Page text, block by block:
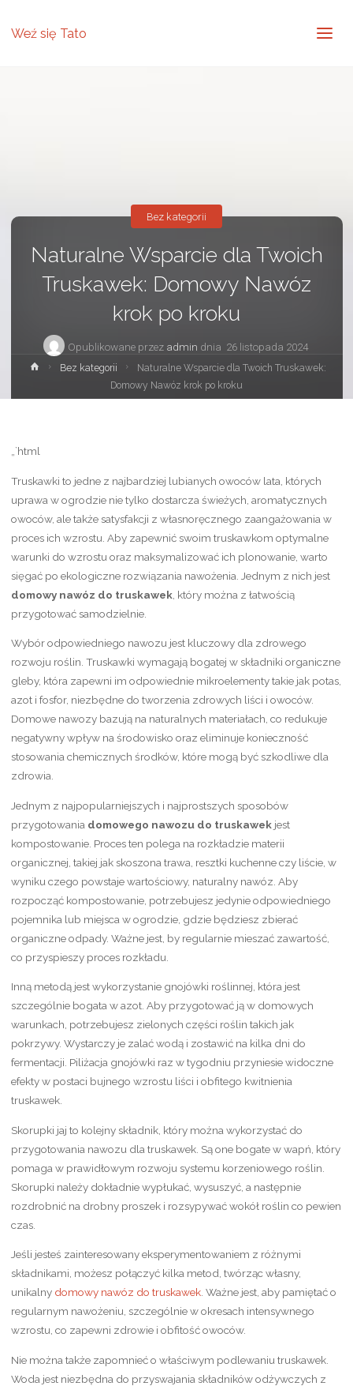
Weź się Tato
Naturalne Wsparcie dla Twoich
Truskawek: Domowy Nawóz
krok po kroku
Opublikowane przez admin dnia 26 listopada 2024
Bez kategorii
StronaBez kategorii
Naturalne Wsparcie dla Twoich Truskawek:
Domowy Nawóz krok po kroku
„`html
Truskawki to jedne z najbardziej lubianych owoców lata, których
uprawa w ogrodzie nie tylko dostarcza świeżych, aromatycznych
owoców, ale także satysfakcji z własnoręcznego zaangażowania w
proces ich wzrostu. Aby zapewnić swoim truskawkom optymalne
warunki do wzrostu oraz maksymalizować ich plonowanie, warto
sięgać po ekologiczne rozwiązania nawożenia. Jednym z nich jest
domowy nawóz do truskawek, który można z łatwością
przygotować samodzielnie.
Wybór odpowiedniego nawozu jest kluczowy dla zdrowego
rozwoju roślin. Truskawki wymagają bogatej w składniki organiczne
gleby, która zapewni im odpowiednie mikroelementy takie jak potas,
azot i fosfor, niezbędne do tworzenia zdrowych liści i owoców.
Domowe nawozy bazują na naturalnych materiałach, co redukuje
negatywny wpływ na środowisko oraz eliminuje konieczność
stosowania chemicznych środków, które mogą być szkodliwe dla
zdrowia.
Jednym z najpopularniejszych i najprostszych sposobów
przygotowania domowego nawozu do truskawekjest
kompostowanie. Proces ten polega na rozkładzie materii
organicznej, takiej jak skoszona trawa, resztki kuchenne czy liście, w
wyniku czego powstaje wartościowy, naturalny nawóz. Aby
rozpocząć kompostowanie, potrzebujesz jedynie odpowiedniego
pojemnika lub miejsca w ogrodzie, gdzie będziesz zbierać
organiczne odpady. Ważne jest, by regularnie mieszać zawartość,
co przyspieszy proces rozkładu.
Inną metodą jest wykorzystanie gnojówki roślinnej, która jest
szczególnie bogata w azot. Aby przygotować ją w domowych
warunkach, potrzebujesz zielonych części roślin takich jak
pokrzywy. Wystarczy je zalać wodą i zostawić na kilka dni do
fermentacji. Piliżacja gnojówki raz w tygodniu przyniesie widoczne
efekty w postaci bujnego wzrostu liści i obfitego kwitnienia
truskawek.
Skorupki jaj to kolejny składnik, który można wykorzystać do
przygotowania nawozu dla truskawek. Są one bogate w wapń, który
pomaga w prawidłowym rozwoju systemu korzeniowego roślin.
Skorupki należy dokładnie wypłukać, wysuszyć, a następnie
rozdrobnić na drobny proszek i rozsypywać wokół roślin co pewien
czas.
Jeśli jesteś zainteresowany eksperymentowaniem z różnymi
składnikami, możesz połączyć kilka metod, twórząc własny,
unikalny domowy nawóz do truskawek. Ważne jest, aby pamiętać o
regularnym nawożeniu, szczególnie w okresach intensywnego
wzrostu, co zapewni zdrowie i obfitość owoców.
Nie można także zapomnieć o właściwym podlewaniu truskawek.
Woda jest niezbędna do przyswajania składników odżywczych z